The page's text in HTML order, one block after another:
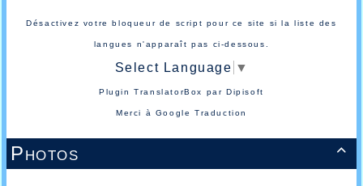
Désactivez votre bloqueur de script pour ce site si la liste des
langues n'apparaît pas ci-dessous.
Select Language ▼
Plugin TranslatorBox parDipisoft
Merci à Google Traduction

Photos